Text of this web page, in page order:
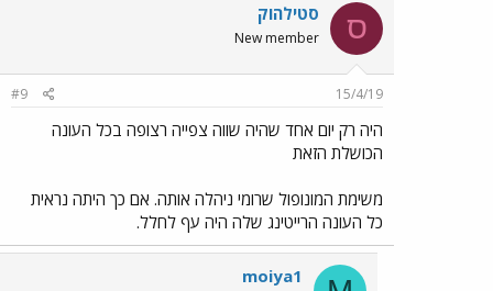
ס סטילהוק
New member
15/4/19
#9
היה רק יום אחד שהיה שווה צפייה רצופה בכל העונה
הכושלת הזאת
משימת המונופול שרומי ניהלה אותה. אם כך היתה נראית
כל העונה הרייטינג שלה היה עף לחלל.
moiya1